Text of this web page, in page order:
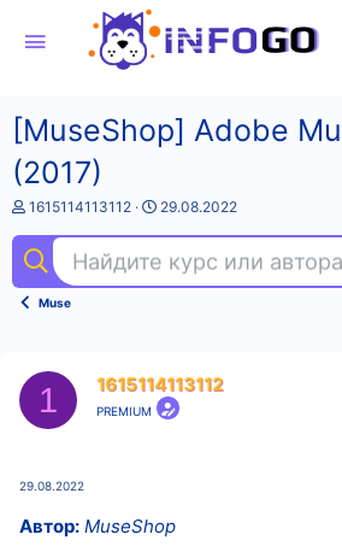
[MuseShop] Adobe
(2017)
А
т
о
т
1615114113112
Д
а
н
а
29.08.2022
Muse
1 1615114113112
PREMIUM
29.08.2022
Автор: MuseShop